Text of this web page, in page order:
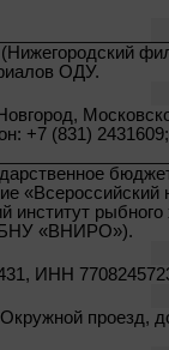
ОДУ.
+7 (831)
«Всероссийский
институт рыбного
«ВНИРО»).
ИНН
проезд,